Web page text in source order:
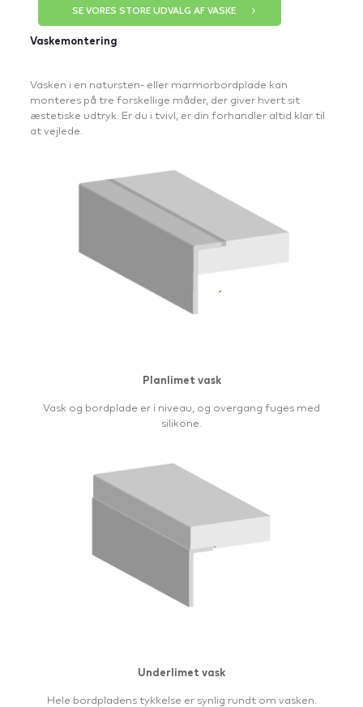
SE VORES STORE UDVALG AF VASKE
Vaskemontering
Vasken i en natursten- eller marmorbordplade kan
monteres på tre forskellige måder, der giver hvert sit
æstetiske udtryk. Er du i tvivl, er din forhandler altid klar til
at vejlede.
Planlimet vask
Vask og bordplade er i niveau, og overgang fuges med
silikone.
Underlimet vask
Hele bordpladens tykkelse er synlig rundt om vasken.